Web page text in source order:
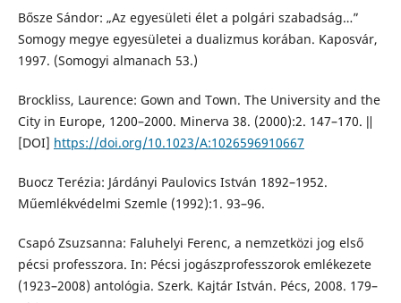
Bősze Sándor: „Az egyesületi élet a polgári szabadság…”
Somogy megye egyesületei a dualizmus korában. Kaposvár,
1997. (Somogyi almanach 53.)
Brockliss, Laurence: Gown and Town. The University and the
City in Europe, 1200–2000. Minerva 38. (2000):2. 147–170. ǁ
[DOI] https://doi.org/10.1023/A:1026596910667
Buocz Terézia: Járdányi Paulovics István 1892–1952.
Műemlékvédelmi Szemle (1992):1. 93–96.
Csapó Zsuzsanna: Faluhelyi Ferenc, a nemzetközi jog első
pécsi professzora. In: Pécsi jogászprofesszorok emlékezete
(1923–2008) antológia. Szerk. Kajtár István. Pécs, 2008. 179–